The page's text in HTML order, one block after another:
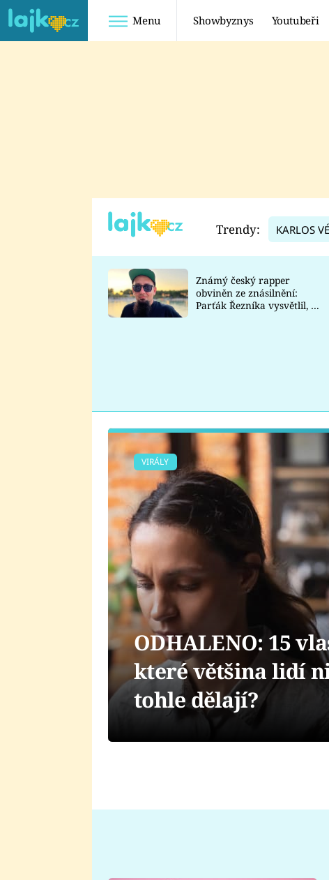
Menu Showbyznys Youtubeři
TADEÁŠ KUBĚNKA
DATEL
Trendy: KARLOS
Známý český rapper
obviněn ze znásilnění:
Parťák Řezníka vysvětlil, co
VIRÁLY
ODHALENO: 15
které většina lidí
tohle dělají?